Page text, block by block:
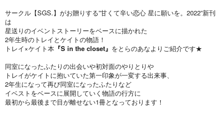
サークル【SGS.】がお贈りする”甘くて辛い恋心 星に願いを。2022”新刊
は
星送りのイベントストーリーをベースに描かれた
2年生時のトレイとケイトの物語！
トレイ×ケイト本 『S in the closet』 をとらのあなよりご紹介です★
同室になったふたりの出会いや初対面のやりとりや
トレイがケイトに抱いていた第一印象が一変する出来事、
2年生になって再び同室になったふたりなど
イベストをベースに展開していく物語の行方に
最初から最後まで目が離せない1冊となっております！